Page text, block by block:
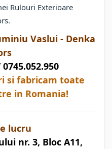
Rulouri Exterioare
Vaslui - Denka
0745.052.950
si fabricam toate
in Romania!
lucru
nr. 3, Bloc A11,